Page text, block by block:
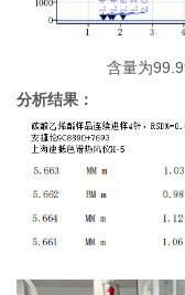
含量为
分析结果：